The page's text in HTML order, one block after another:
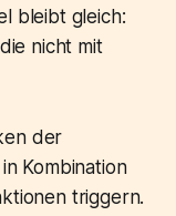
bleibt gleich:
nicht mit
der
Kombination
triggern.